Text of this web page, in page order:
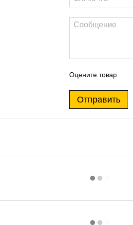
Оцените товар
Отправить